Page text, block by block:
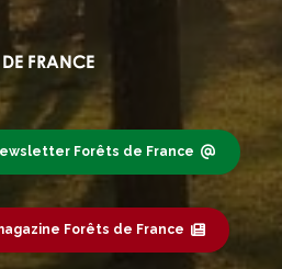
FRANCE
Forêts de France
Forêts de France